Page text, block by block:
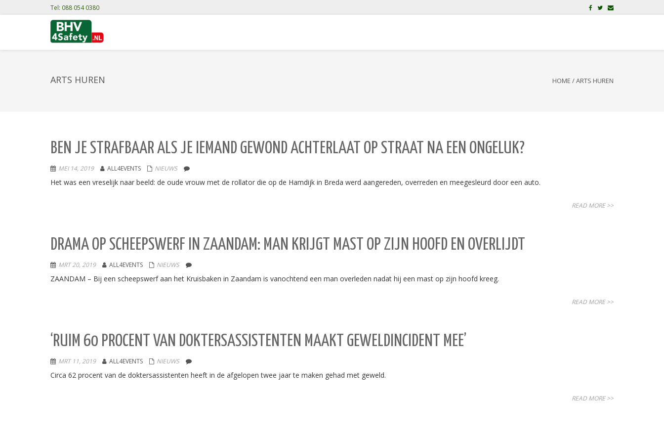
Tel: 088 054 0380
ARTS HUREN HOME /ARTS HUREN
BEN JE STRAFBAAR ALS JE IEMAND GEWOND ACHTERLAAT OP STRAAT NA EEN ONGELUK?
MEI 14, 2019 ALL4EVENTS NIEUWS
Het was een vreselijk naar beeld: de oude vrouw met de rollator die op de Hamdijk in Breda werd aangereden, overreden en meegesleurd door een auto.
READ MORE >>
DRAMA OP SCHEEPSWERF IN ZAANDAM: MAN KRIJGT MAST OP ZIJN HOOFD EN OVERLIJDT
MRT 20, 2019 ALL4EVENTS NIEUWS
ZAANDAM – Bij een scheepswerf aan het Kruisbaken in Zaandam is vanochtend een man overleden nadat hij een mast op zijn hoofd kreeg.
READ MORE >>
‘RUIM 60 PROCENT VAN DOKTERSASSISTENTEN MAAKT GEWELDINCIDENT MEE’
MRT 11, 2019 ALL4EVENTS NIEUWS
Circa 62 procent van de doktersassistenten heeft in de afgelopen twee jaar te maken gehad met geweld.
READ MORE >>